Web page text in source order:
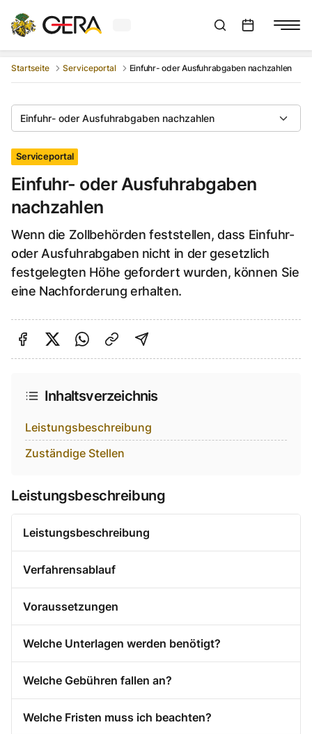
Aktuelles Wetter in GeraSuchleiste anzeigen
Startseite Serviceportal Einfuhr- oder Ausfuhrabgaben nachzahlen
Einfuhr- oder Ausfuhrabgaben nachzahlen
Serviceportal
Einfuhr- oder Ausfuhrabgaben
nachzahlen
Wenn die Zollbehörden feststellen, dass Einfuhr-
oder Ausfuhrabgaben nicht in der gesetzlich
festgelegten Höhe gefordert wurden, können Sie
eine Nachforderung erhalten.
Auf Facebook teilen
Auf Twitter teilen
Per Link teilen
shareViaEmail
Inhaltsverzeichnis
Leistungsbeschreibung
Zuständige Stellen
Leistungsbeschreibung
Leistungsbeschreibung
Verfahrensablauf
Voraussetzungen
Welche Unterlagen werden benötigt?
Welche Gebühren fallen an?
Welche Fristen muss ich beachten?